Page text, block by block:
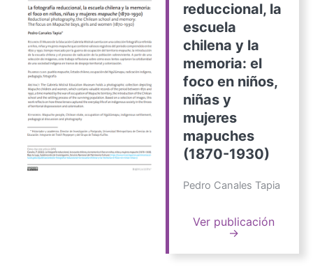
reduccional, la
escuela
chilena y la
memoria: el
foco en niños,
niñas y
mujeres
mapuches
(1870-1930)
Pedro Canales Tapia
Ver publicación
→